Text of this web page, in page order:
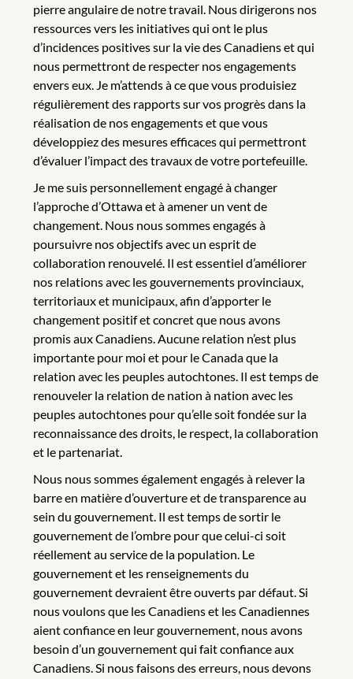
pierre angulaire de notre travail. Nous dirigerons nos
ressources vers les initiatives qui ont le plus
d’incidences positives sur la vie des Canadiens et qui
nous permettront de respecter nos engagements
envers eux. Je m’attends à ce que vous produisiez
régulièrement des rapports sur vos progrès dans la
réalisation de nos engagements et que vous
développiez des mesures efficaces qui permettront
d’évaluer l’impact des travaux de votre portefeuille.
Je me suis personnellement engagé à changer
l’approche d’Ottawa et à amener un vent de
changement. Nous nous sommes engagés à
poursuivre nos objectifs avec un esprit de
collaboration renouvelé. Il est essentiel d’améliorer
nos relations avec les gouvernements provinciaux,
territoriaux et municipaux, afin d’apporter le
changement positif et concret que nous avons
promis aux Canadiens. Aucune relation n’est plus
importante pour moi et pour le Canada que la
relation avec les peuples autochtones. Il est temps de
renouveler la relation de nation à nation avec les
peuples autochtones pour qu’elle soit fondée sur la
reconnaissance des droits, le respect, la collaboration
et le partenariat.
Nous nous sommes également engagés à relever la
barre en matière d’ouverture et de transparence au
sein du gouvernement. Il est temps de sortir le
gouvernement de l’ombre pour que celui-ci soit
réellement au service de la population. Le
gouvernement et les renseignements du
gouvernement devraient être ouverts par défaut. Si
nous voulons que les Canadiens et les Canadiennes
aient confiance en leur gouvernement, nous avons
besoin d’un gouvernement qui fait confiance aux
Canadiens. Si nous faisons des erreurs, nous devons